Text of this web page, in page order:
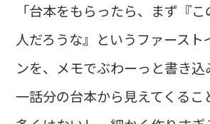
「台本をもらったら、まず『
人だろうな』というファースト
ンを、メモでぶわーっと書き込
一話分の台本から見えてくるこ